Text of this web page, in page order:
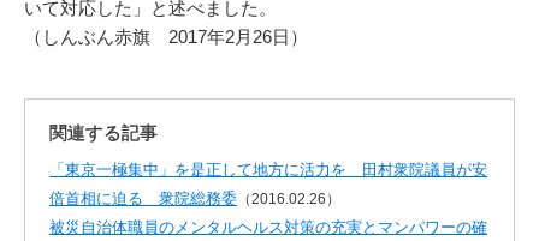
いて対応した」と述べました。
（しんぶん赤旗 2017年2月26日）
関連する記事
「東京一極集中」を是正して地方に活力を 田村衆院議員が安
倍首相に迫る 衆院総務委 （2016.02.26）
被災自治体職員のメンタルヘルス対策の充実とマンパワーの確